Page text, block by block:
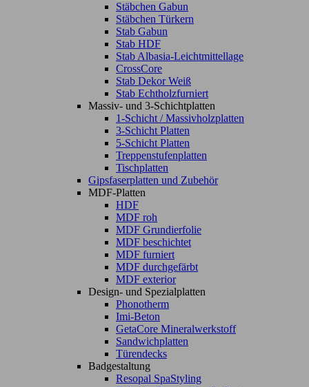
Stäbchen Gabun
Stäbchen Türkern
Stab Gabun
Stab HDF
Stab Albasia-Leichtmittellage
CrossCore
Stab Dekor Weiß
Stab Echtholzfurniert
Massiv- und 3-Schichtplatten
1-Schicht / Massivholzplatten
3-Schicht Platten
5-Schicht Platten
Treppenstufenplatten
Tischplatten
Gipsfaserplatten und Zubehör
MDF-Platten
HDF
MDF roh
MDF Grundierfolie
MDF beschichtet
MDF furniert
MDF durchgefärbt
MDF exterior
Design- und Spezialplatten
Phonotherm
Imi-Beton
GetaCore Mineralwerkstoff
Sandwichplatten
Türendecks
Badgestaltung
Resopal SpaStyling